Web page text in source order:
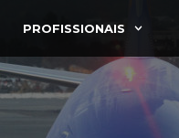
PROFISSIONAIS